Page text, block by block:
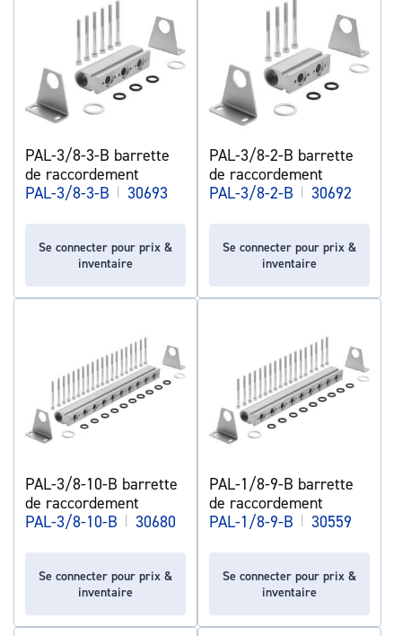
PAL-3/8-3-B barrette
de raccordement
PAL-3/8-3-B | 30693
Se connecter pour prix &
inventaire
PAL-3/8-2-B barrette
de raccordement
PAL-3/8-2-B | 30692
Se connecter pour prix &
inventaire
PAL-3/8-10-B barrette
de raccordement
PAL-3/8-10-B | 30680
Se connecter pour prix &
inventaire
PAL-1/8-9-B barrette
de raccordement
PAL-1/8-9-B | 30559
Se connecter pour prix &
inventaire